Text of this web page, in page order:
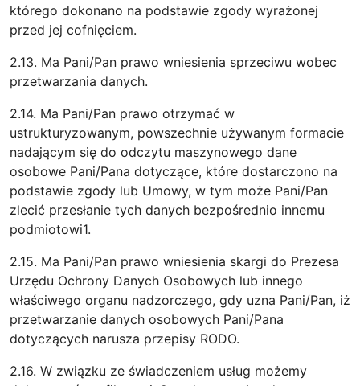
którego dokonano na podstawie zgody wyrażonej
przed jej cofnięciem.
2.13. Ma Pani/Pan prawo wniesienia sprzeciwu wobec
przetwarzania danych.
2.14. Ma Pani/Pan prawo otrzymać w
ustrukturyzowanym, powszechnie używanym formacie
nadającym się do odczytu maszynowego dane
osobowe Pani/Pana dotyczące, które dostarczono na
podstawie zgody lub Umowy, w tym może Pani/Pan
zlecić przesłanie tych danych bezpośrednio innemu
podmiotowi1.
2.15. Ma Pani/Pan prawo wniesienia skargi do Prezesa
Urzędu Ochrony Danych Osobowych lub innego
właściwego organu nadzorczego, gdy uzna Pani/Pan, iż
przetwarzanie danych osobowych Pani/Pana
dotyczących narusza przepisy RODO.
2.16. W związku ze świadczeniem usług możemy